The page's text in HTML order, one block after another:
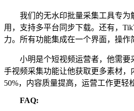
我们的无水印批量采集工具专
用，支持多平台同步下载。还有，
力。所有功能集成在一个界面，操作
小明是个短视频运营者，他需
手视频采集功能让他获取更多素材
50%，内容质量提高，运营工作更轻
FAQ: